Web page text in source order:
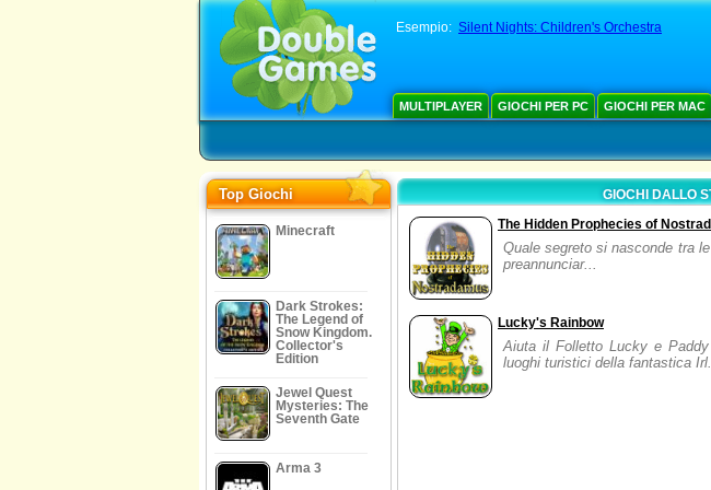
Esempio: Silent Nights: Children's Orchestra
MULTIPLAYER GIOCHI PER PC GIOCHI PER MAC
Top Giochi
Minecraft
Dark Strokes:
The Legend of
Snow Kingdom.
Collector's
Edition
Jewel Quest
Mysteries: The
Seventh Gate
Arma 3
GIOCHI DALLO
The Hidden Prophecies of
Quale segreto si nasconde tra
preannunciar...
Lucky's Rainbow
Aiuta il Folletto Lucky e
luoghi turistici della fantastica